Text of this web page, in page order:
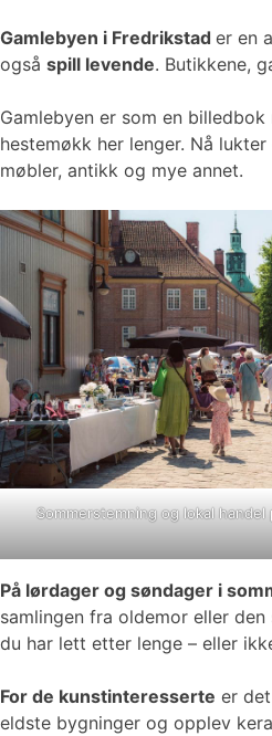
Gamlebyen i Fredrikstad er en
også spill levende. Butikkene,
Gamlebyen er som en
hestemøkk her lenger. Nå
møbler, antikk og mye annet.
Sommerstemning og lokal
På lørdager og søndager i
samlingen fra oldemor eller
du har lett etter lenge – eller
For de kunstinteresserte er
eldste bygninger og opplev